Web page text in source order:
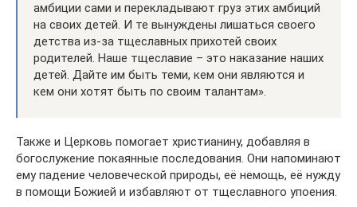
амбиции сами и перекладывают груз этих амбиций
на своих детей. И те вынуждены лишаться своего
детства из-за тщеславных прихотей своих
родителей. Наше тщеславие – это наказание наших
детей. Дайте им быть теми, кем они являются и
кем они хотят быть по своим талантам».
Также и Церковь помогает христианину, добавляя в
богослужение покаянные последования. Они напоминают
ему падение человеческой природы, её немощь, её нужду
в помощи Божией и избавляют от тщеславного упоения.